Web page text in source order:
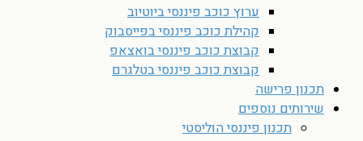
ערוץ כוכב פיננסי ביוטיוב
קהילת כוכב פיננסי בפייסבוק
קבוצת כוכב פיננסי בואצאפ
קבוצת כוכב פיננסי בטלגרם
תכנון פרישה
שירותים נוספים
תכנון פיננסי הוליסטי